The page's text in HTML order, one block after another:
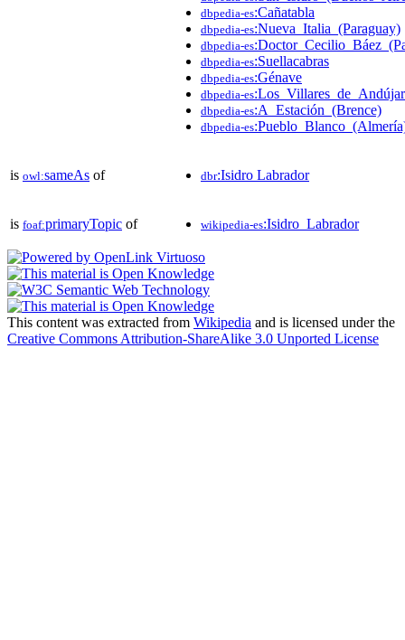
dbpedia-es:Cañatabla
dbpedia-es:Nueva_Italia_(Paraguay)
dbpedia-es
dbpedia-es:Suellacabras
dbpedia-es:Génave
dbpedia-es:Los_Villares_de_Andújar
dbpedia-es:A_Estación_(Brence)
dbpedia-es
is owl:sameAs of dbr:Isidro Labrador
is foaf:primaryTopic of wikipedia-es:Isidro_Labrador
This content was extracted from Wikipedia and is licensed under the
Creative Commons Attribution-ShareAlike 3.0 Unported License